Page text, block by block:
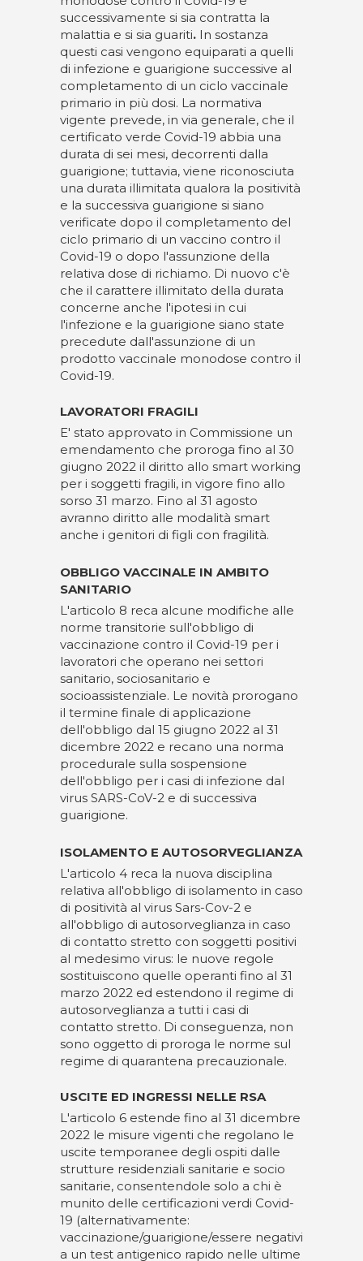
successivamente si sia contratta la
malattia e si sia guariti. In sostanza
questi casi vengono equiparati a quelli
di infezione e guarigione successive al
completamento di un ciclo vaccinale
primario in più dosi. La normativa
vigente prevede, in via generale, che il
certificato verde Covid-19 abbia una
durata di sei mesi, decorrenti dalla
guarigione; tuttavia, viene riconosciuta
una durata illimitata qualora la positività
e la successiva guarigione si siano
verificate dopo il completamento del
ciclo primario di un vaccino contro il
Covid-19 o dopo l'assunzione della
relativa dose di richiamo. Di nuovo c'è
che il carattere illimitato della durata
concerne anche l'ipotesi in cui
l'infezione e la guarigione siano state
precedute dall'assunzione di un
prodotto vaccinale monodose contro il
Covid-19.
LAVORATORI FRAGILI
E' stato approvato in Commissione un
emendamento che proroga fino al 30
giugno 2022 il diritto allo smart working
per i soggetti fragili, in vigore fino allo
sorso 31 marzo. Fino al 31 agosto
avranno diritto alle modalità smart
anche i genitori di figli con fragilità.
OBBLIGO VACCINALE IN AMBITO
SANITARIO
L'articolo 8 reca alcune modifiche alle
norme transitorie sull'obbligo di
vaccinazione contro il Covid-19 per i
lavoratori che operano nei settori
sanitario, sociosanitario e
socioassistenziale. Le novità prorogano
il termine finale di applicazione
dell'obbligo dal 15 giugno 2022 al 31
dicembre 2022 e recano una norma
procedurale sulla sospensione
dell'obbligo per i casi di infezione dal
virus SARS-CoV-2 e di successiva
guarigione.
ISOLAMENTO E AUTOSORVEGLIANZA
L'articolo 4 reca la nuova disciplina
relativa all'obbligo di isolamento in caso
di positività al virus Sars-Cov-2 e
all'obbligo di autosorveglianza in caso
di contatto stretto con soggetti positivi
al medesimo virus: le nuove regole
sostituiscono quelle operanti fino al 31
marzo 2022 ed estendono il regime di
autosorveglianza a tutti i casi di
contatto stretto. Di conseguenza, non
sono oggetto di proroga le norme sul
regime di quarantena precauzionale.
USCITE ED INGRESSI NELLE RSA
L'articolo 6 estende fino al 31 dicembre
2022 le misure vigenti che regolano le
uscite temporanee degli ospiti dalle
strutture residenziali sanitarie e socio
sanitarie, consentendole solo a chi è
munito delle certificazioni verdi Covid-
19 (alternativamente:
vaccinazione/guarigione/essere negativi
a un test antigenico rapido nelle ultime